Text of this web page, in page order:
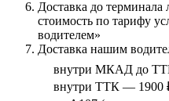
Доставка до
стоимость по тарифу
водителем»
Доставка нашим
внутри МКАД до
внутри ТТК — 1900